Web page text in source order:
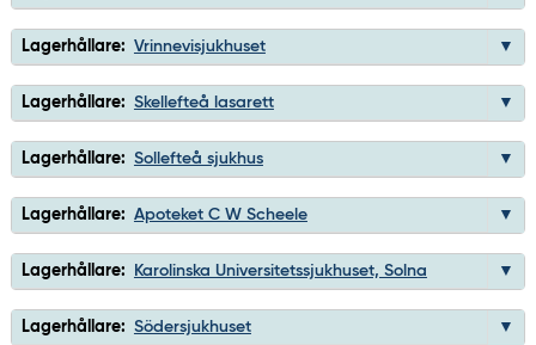
Lagerhållare: Vrinnevisjukhuset
Lagerhållare: Skellefteå lasarett
Lagerhållare: Sollefteå sjukhus
Lagerhållare: Apoteket C W Scheele
Lagerhållare: Karolinska Universitetssjukhuset, Solna
Lagerhållare: Södersjukhuset